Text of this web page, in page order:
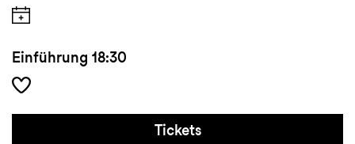
Einführung 18:30
Tickets